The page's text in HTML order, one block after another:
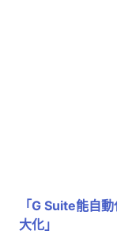
「G Suite能自
大化」